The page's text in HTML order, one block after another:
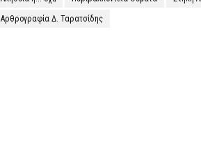
Αρθρογραφία Δ. Ταρατσίδης